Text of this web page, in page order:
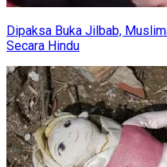
Dipaksa Buka Jilbab,
Secara Hindu